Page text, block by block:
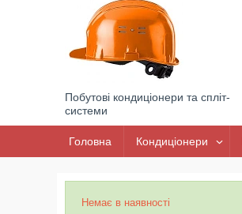
Побутові кондиціонери та спліт-
системи
Головна Кондиціонери
Немає в наявності